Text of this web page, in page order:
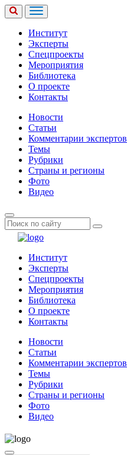
Институт
Эксперты
Спецпроекты
Мероприятия
Библиотека
О проекте
Контакты
Новости
Статьи
Комментарии экспертов
Темы
Рубрики
Страны и регионы
Фото
Видео
Институт
Эксперты
Спецпроекты
Мероприятия
Библиотека
О проекте
Контакты
Новости
Статьи
Комментарии экспертов
Темы
Рубрики
Страны и регионы
Фото
Видео